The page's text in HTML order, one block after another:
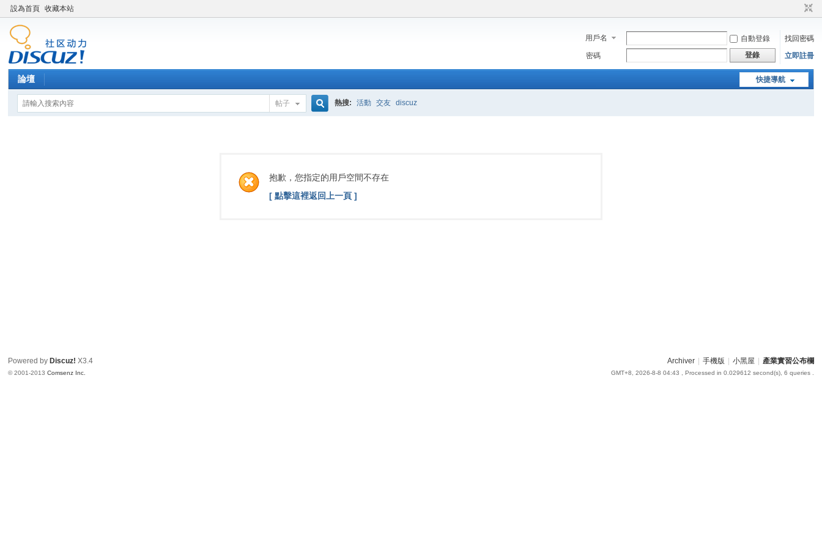
設為首頁 收藏本站
用戶名 自動登錄
找回密碼
密碼
登錄 立即註冊
快捷導航
論壇
帖子
索
熱搜: 活動 交友 discuz
抱歉，您指定的用戶空間不存在
[ 點擊這裡返回上一頁 ]
Archiver 手機版 小黑屋 產業實習公布欄
GMT+8, 2026-8-8 04:43 , Processed in 0.029612 second(s), 6 queries .
Powered by Discuz! X3.4
© 2001-2013Comsenz Inc.